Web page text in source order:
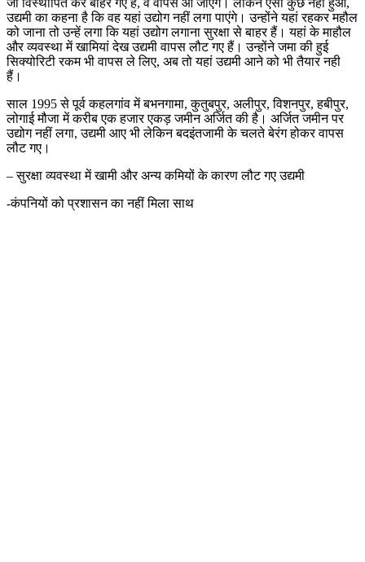
उद्यमी का कहना है कि वह यहां उद्योग नहीं लगा पाएंगे। उन्होंने यहां रहकर महौल
को जाना तो उन्हें लगा कि यहां उद्योग लगाना सुरक्षा से बाहर हैं। यहां के माहौल
और व्यवस्था में खामियां देख उद्यमी वापस लौट गए हैं। उन्होंने जमा की हुई
सिक्योरिटी रकम भी वापस ले लिए, अब तो यहां उद्यमी आने को भी तैयार नही
हैं।
साल 1995 से पूर्व कहलगांव में बभनगामा, कुतुबपुर, अलीपुर, विशनपुर, हबीपुर,
लोगाई मौजा में करीब एक हजार एकड़ जमीन अर्जित की है। अर्जित जमीन पर
उद्योग नहीं लगा, उद्यमी आए भी लेकिन बदइंतजामी के चलते बेरंग होकर वापस
लौट गए।
– सुरक्षा व्यवस्था में खामी और अन्य कमियों के कारण लौट गए उद्यमी
-कंपनियों को प्रशासन का नहीं मिला साथ